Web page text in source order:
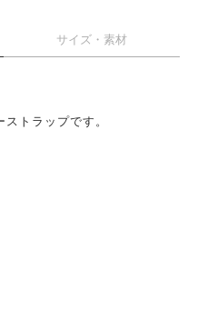
サイズ・素材
トラップです。